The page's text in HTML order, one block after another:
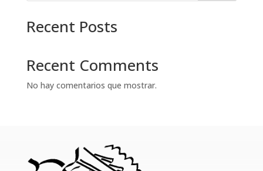
Recent Posts
Recent Comments
No hay comentarios que mostrar.